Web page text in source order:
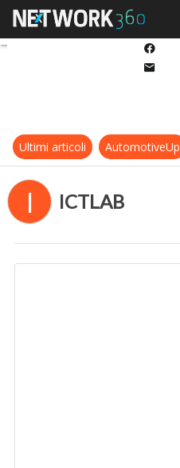
Ultimi articoli AutomotiveUp
I ICTLAB